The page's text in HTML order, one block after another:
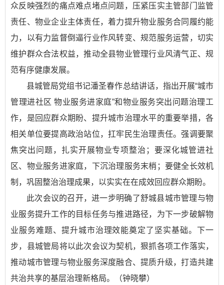
众反映强烈的痛点难点堵点问题，压紧压实主管部门监管
责任、物业企业主体责任，着力提升物业服务合同履约能
力，以有力监督倒逼行业作风转变、规范服务运营，切实
维护群众合法权益，推动全县物业管理行业风清气正、规
范有序健康发展。
县城管局党组书记潘圣春作总结讲话，指出开展“城市
管理进社区 物业服务进家庭”和物业服务突出问题治理工
作，是回应群众期盼、提升城市治理水平的重要举措，各
相关单位要提高政治站位，扛牢民生治理责任。强调要聚
焦突出问题，扎实开展物业专项整治；要深化城管进社
区、物业服务进家庭，下沉治理服务末梢；要健全长效机
制，巩固整治治理成果，以实实在在成效回应群众期盼。
此次会议的召开，进一步明确了舒城县城市管理与物
业服务提升工作的目标任务与推进路径，为下一步破解物
业服务难题、提升城市治理效能奠定了坚实基础。下一
步，县城管局将以此次会议为契机，狠抓各项工作落实，
推动城市管理与物业服务深度融合、提质升级，打造共建
共治共享的基层治理新格局。（钟晓攀）